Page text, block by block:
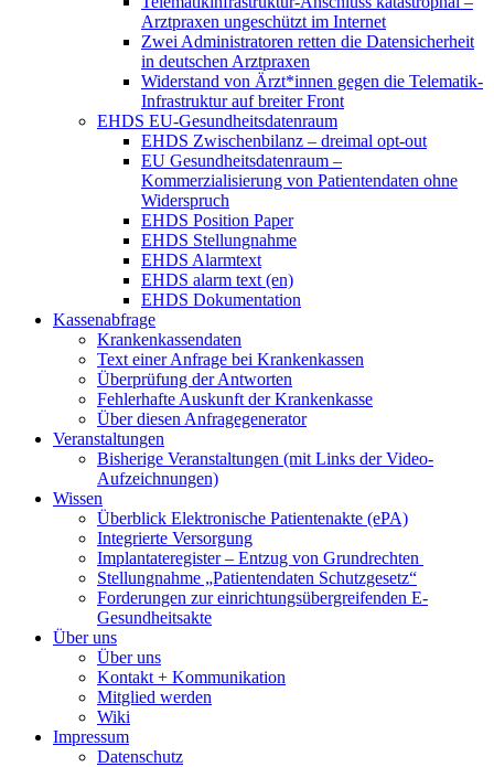
Arztpraxen ungeschützt im Internet
Zwei Administratoren retten die Datensicherheit
in deutschen Arztpraxen
Widerstand von Ärzt*innen gegen die Telematik-
Infrastruktur auf breiter Front
EHDS EU-Gesundheitsdatenraum
EHDS Zwischenbilanz – dreimal opt-out
EU Gesundheitsdatenraum –
Kommerzialisierung von Patientendaten ohne
Widerspruch
EHDS Position Paper
EHDS Stellungnahme
EHDS Alarmtext
EHDS alarm text (en)
EHDS Dokumentation
Kassenabfrage
Krankenkassendaten
Text einer Anfrage bei Krankenkassen
Überprüfung der Antworten
Fehlerhafte Auskunft der Krankenkasse
Über diesen Anfragegenerator
Veranstaltungen
Bisherige Veranstaltungen (mit Links der Video-
Aufzeichnungen)
Wissen
Überblick Elektronische Patientenakte (ePA)
Integrierte Versorgung
Implantateregister – Entzug von Grundrechten
Stellungnahme „Patientendaten Schutzgesetz“
Forderungen zur einrichtungsübergreifenden E-
Gesundheitsakte
Über uns
Über uns
Kontakt + Kommunikation
Mitglied werden
Wiki
Impressum
Datenschutz